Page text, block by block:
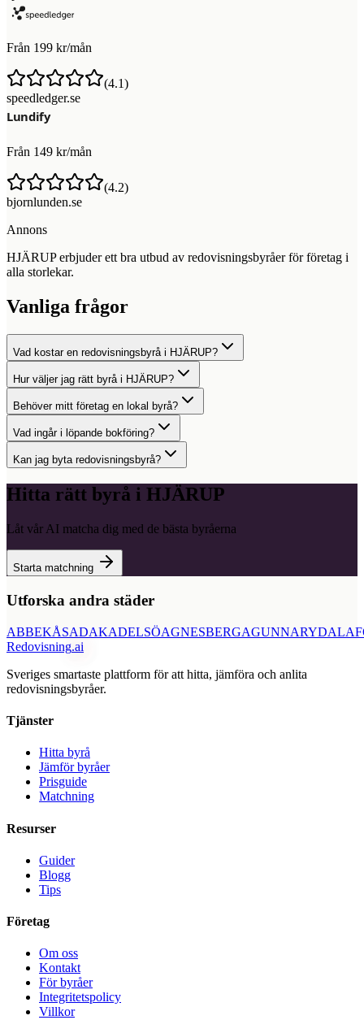
Från 199 kr/mån
(4.1)
speedledger.se
Från 149 kr/mån
(4.2)
bjornlunden.se
Annons
HJÄRUP erbjuder ett bra utbud av redovisningsbyråer för företag i
alla storlekar.
Vanliga frågor
Vad kostar en redovisningsbyrå i HJÄRUP?
Hur väljer jag rätt byrå i HJÄRUP?
Behöver mitt företag en lokal byrå?
Vad ingår i löpande bokföring?
Kan jag byta redovisningsbyrå?
Hitta rätt byrå i HJÄRUP
Låt vår AI matcha dig med de bästa byråerna
Starta matchning
Utforska andra städer
ABBEKÅSADAKADELSÖAGNESBERGAGUNNARYD
Redovisning.ai
Sveriges smartaste plattform för att hitta, jämföra och anlita
redovisningsbyråer.
Tjänster
Hitta byrå
Jämför byråer
Prisguide
Matchning
Resurser
Guider
Blogg
Tips
Företag
Om oss
Kontakt
För byråer
Integritetspolicy
Villkor